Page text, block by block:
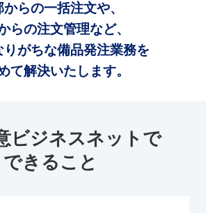
らの一括注文や、
らの注文管理など、
りがちな備品発注業務を
て解決いたします。
ビジネスネットで
できること